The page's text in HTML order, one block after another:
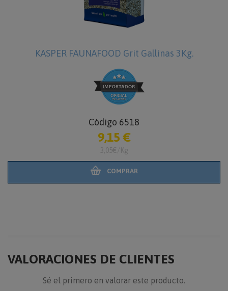
KASPER FAUNAFOOD Grit Gallinas 3Kg.
Código 6518
9,15 €
3,05€/Kg
COMPRAR
VALORACIONES DE CLIENTES
Sé el primero en valorar este producto.